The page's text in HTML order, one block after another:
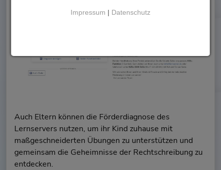
Auch Eltern können die Förderdiagnose des
Lernservers nutzen, um ihr Kind zuhause mit
maßgeschneiderten Übungen zu unterstützen und
gemeinsam die Geheimnisse der Rechtschreibung zu
entdecken.
Impressum | Datenschutz